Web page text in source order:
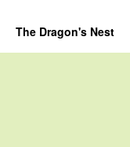
The Dragon's Nest